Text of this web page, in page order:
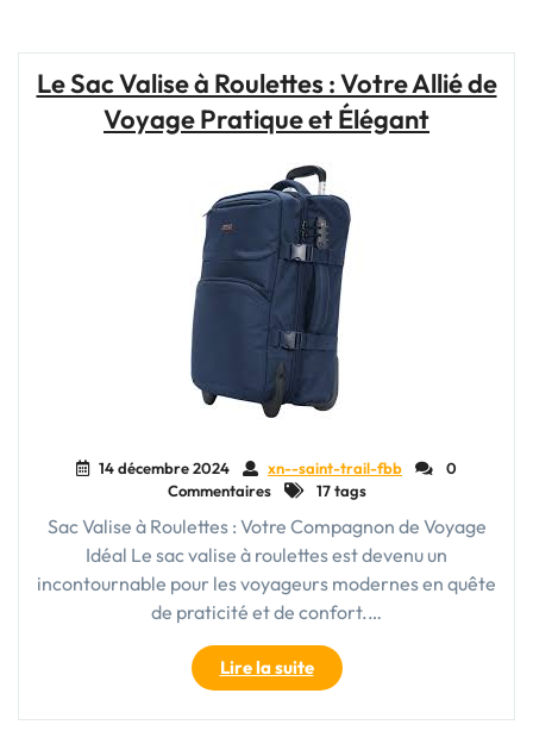
Le Sac Valise à Roulettes : Votre Allié de
Voyage Pratique et Élégant
14 décembre 2024 xn--saint-trail-fbb
0
Commentaires
17 tags
Sac Valise à Roulettes : Votre Compagnon de Voyage
Idéal Le sac valise à roulettes est devenu un
incontournable pour les voyageurs modernes en quête
de praticité et de confort.…
Lire la suite"Le
Sac
Valise